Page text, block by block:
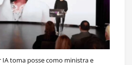
IA toma posse como ministra e